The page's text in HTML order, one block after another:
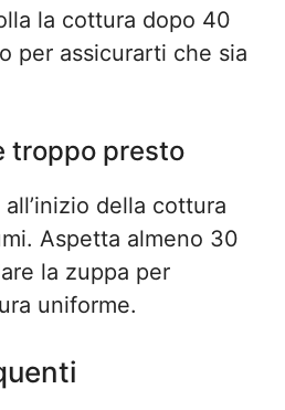
la cottura dopo 40
per assicurarti che sia
troppo presto
della cottura
Aspetta almeno 30
la zuppa per
uniforme.